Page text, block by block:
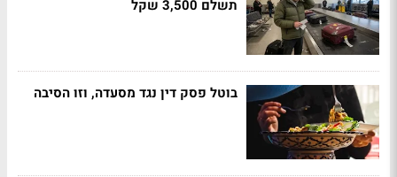
תשלם 3,500 שקל
בוטל פסק דין נגד מסעדה, וזו הסיבה